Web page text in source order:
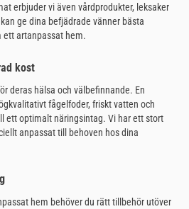
erbjuder vi även vårdprodukter, leksaker
ge dina befjädrade vänner bästa
ett artanpassat hem.
kost
deras hälsa och välbefinnande. En
fågelfoder, friskt vatten och
ett optimalt näringsintag. Vi har ett stort
anpassat till behoven hos dina
hem behöver du rätt tillbehör utöver